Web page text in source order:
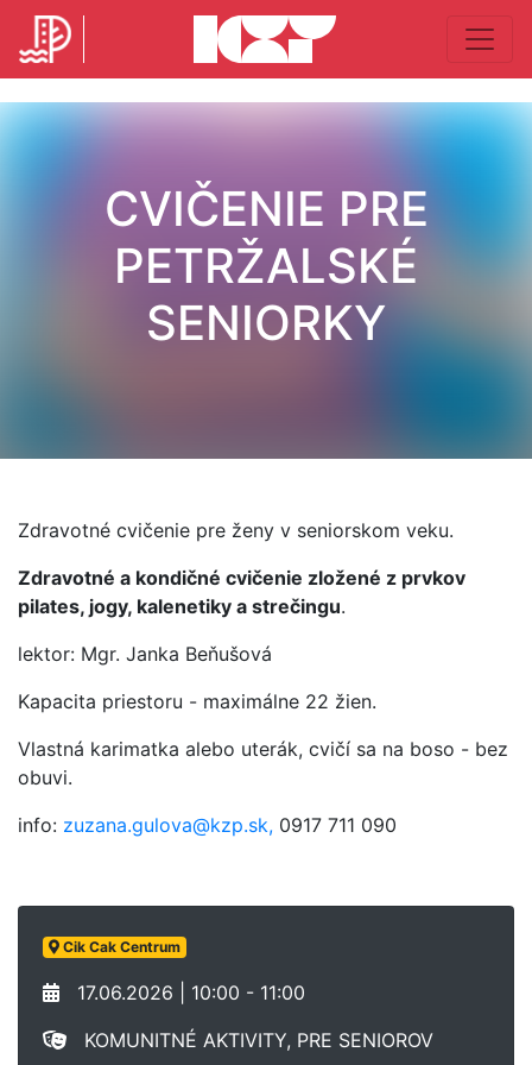
CVIČENIE PRE
PETRŽALSKÉ
SENIORKY
Zdravotné cvičenie pre ženy v seniorskom veku.
Zdravotné a kondičné cvičenie zložené z prvkov
pilates, jogy, kalenetiky a strečingu.
lektor: Mgr. Janka Beňušová
Kapacita priestoru - maximálne 22 žien.
Vlastná karimatka alebo uterák, cvičí sa na boso - bez
obuvi.
info: zuzana.gulova@kzp.sk, 0917 711 090
Cik Cak Centrum
17.06.2026 | 10:00 - 11:00
KOMUNITNÉ AKTIVITY, PRE SENIOROV